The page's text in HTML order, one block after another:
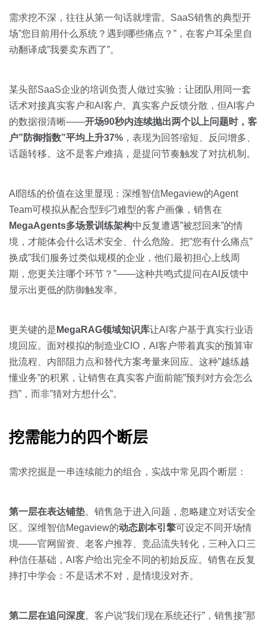
培训辅导
需求挖不深，往往从第一句话就埋雷。SaaS销售的典型开
场”您目前用什么系统？遇到哪些痛点？”，在客户耳朵里自
动翻译成”我要卖东西了”。
某头部SaaS企业的培训负责人做过实验：让团队用同一套
话术对接真实客户和AI客户。真实客户反馈分散，但AI客户
的数据很清晰——开场90秒内连续抛出两个以上问题时，客
户”防御指数”平均上升37% ，表现为回答缩短、反问增多、
话题转移。这不是客户难搞，是提问节奏触发了对抗机制。
AI陪练的价值在这里显现：深维智信Megaview的Agent
Team可模拟从配合型到刁难型的客户画像，销售在
MegaAgents多场景训练架构中反复遭遇”被怼回来”的情
境，才能体会什么话术安全、什么危险。把”您有什么痛点”
换成”我们服务过类似规模的企业，他们最初担心上线周
期，您更关注哪个环节？”——这种共鸣式提问在AI反馈中
显示出更低的防御触发率。
更关键的是 MegaRAG领域知识库让AI客户基于真实行业语
境回应。面对模拟的制造业CIO，AI客户带着真实的预算审
批流程、内部阻力点和替代方案考量来回应。这种”越练越
懂业务”的积累，让销售在真实客户面前能”预判对方会怎么
挡”，而非”猜对方想什么”。
挖需能力的四个断层
需求挖掘是一串连续能力的组合，实战中常见四个断层：
第一层在表达铺垫。销售急于进入问题，忽略建立对话安全
区。深维智信Megaview的动态剧本引擎可设定不同开场情
境——官网留资、老客户推荐、竞品流失转化，三种入口三
种信任基础，AI客户给出完全不同的初始反应。销售在反复
摔打中学会：不是话术不对，是情境没对齐。
第二层在追问深度。客户说”我们现在系统还行”，销售接”那